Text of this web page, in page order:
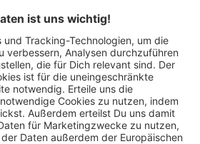
uns eineE-Mail
Kauf auf Rechnung